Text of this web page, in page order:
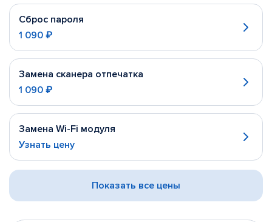
Сброс пароля
1 090 ₽
Замена сканера отпечатка
1 090 ₽
Замена Wi-Fi модуля
Узнать цену
Показать все цены